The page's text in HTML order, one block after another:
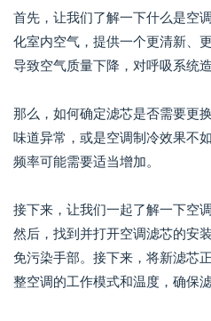
首先，让我们了解一下什么是空
化室内空气，提供一个更清新、
导致空气质量下降，对呼吸系统
那么，如何确定滤芯是否需要更
味道异常，或是空调制冷效果不
频率可能需要适当增加。
接下来，让我们一起了解一下空
然后，找到并打开空调滤芯的安
免污染手部。接下来，将新滤芯
整空调的工作模式和温度，确保